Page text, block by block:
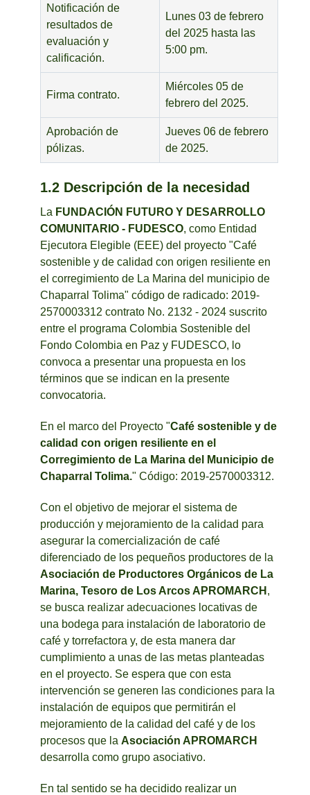
Notificación de
resultados de
evaluación y
calificación.
Lunes 03 de febrero
del 2025 hasta las
5:00 pm.
Firma contrato.
Miércoles 05 de
febrero del 2025.
Aprobación de
pólizas.
Jueves 06 de febrero
de 2025.
1.2 Descripción de la necesidad
La FUNDACIÓN FUTURO Y DESARROLLO
COMUNITARIO - FUDESCO, como Entidad
Ejecutora Elegible (EEE) del proyecto "Café
sostenible y de calidad con origen resiliente en
el corregimiento de La Marina del municipio de
Chaparral Tolima" código de radicado: 2019-
2570003312 contrato No. 2132 - 2024 suscrito
entre el programa Colombia Sostenible del
Fondo Colombia en Paz y FUDESCO, lo
convoca a presentar una propuesta en los
términos que se indican en la presente
convocatoria.
En el marco del Proyecto "Café sostenible y de
calidad con origen resiliente en el
Corregimiento de La Marina del Municipio de
Chaparral Tolima." Código: 2019-2570003312.
Con el objetivo de mejorar el sistema de
producción y mejoramiento de la calidad para
asegurar la comercialización de café
diferenciado de los pequeños productores de la
Asociación de Productores Orgánicos de La
Marina, Tesoro de Los Arcos APROMARCH ,
se busca realizar adecuaciones locativas de
una bodega para instalación de laboratorio de
café y torrefactora y, de esta manera dar
cumplimiento a unas de las metas planteadas
en el proyecto. Se espera que con esta
intervención se generen las condiciones para la
instalación de equipos que permitirán el
mejoramiento de la calidad del café y de los
procesos que la Asociación APROMARCH
desarrolla como grupo asociativo.
En tal sentido se ha decidido realizar un